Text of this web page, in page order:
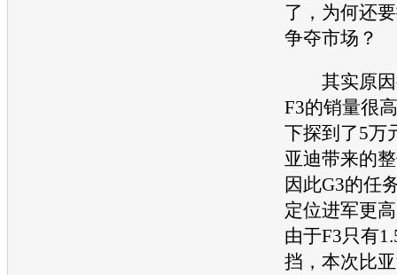
了，为何还
争夺市场？
其实原因
F3的销量很
下探到了5万
亚迪带来的
因此G3的任
定位进军更
由于F3只有
挡，本次 比